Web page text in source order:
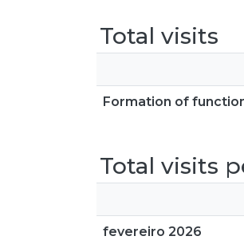
Total visits
Formation of
Total visits
fevereiro 2026